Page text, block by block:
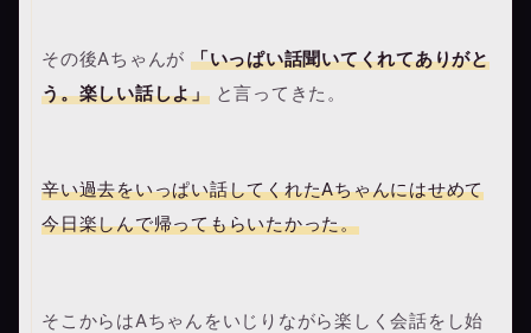
その後Aちゃんが 「いっぱい話聞いてくれてありがと
う。楽しい話しよ」と言ってきた。
辛い過去をいっぱい話してくれたAちゃんにはせめて
今日楽しんで帰ってもらいたかった。
そこからはAちゃんをいじりながら楽しく会話をし始